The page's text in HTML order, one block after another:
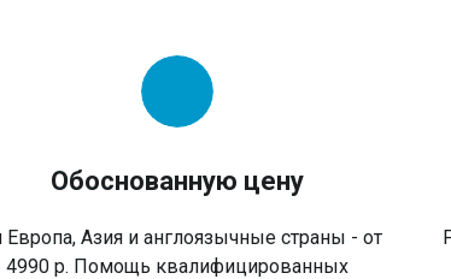
Обоснованную цену
Европа, Азия и англоязычные страны - от
4990 р. Помощь квалифицированных